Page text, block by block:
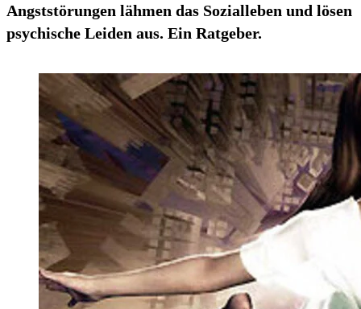
Angststörungen lähmen das Sozialleben und lösen
psychische Leiden aus. Ein Ratgeber.